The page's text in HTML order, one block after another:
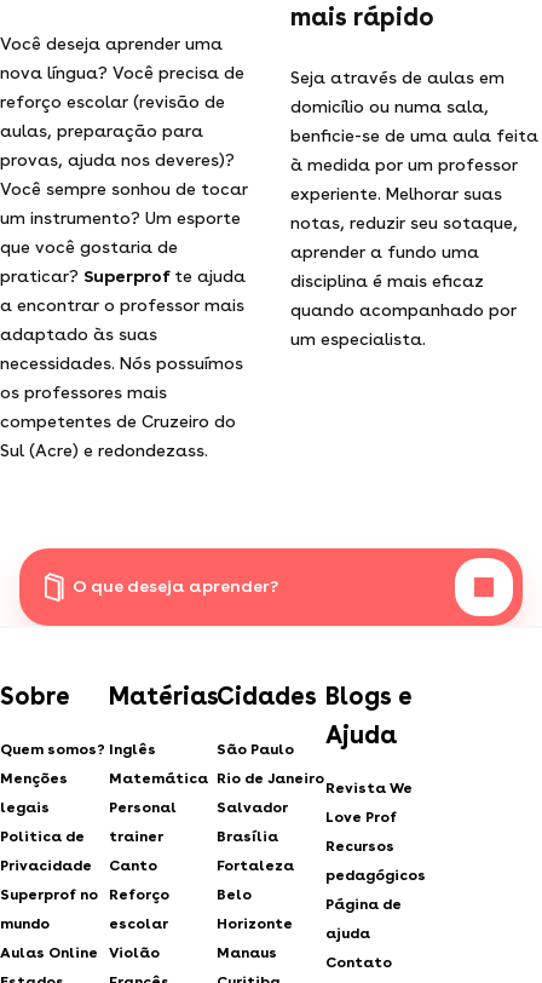
Você deseja aprender uma
nova língua? Você precisa de
reforço escolar (revisão de
aulas, preparação para
provas, ajuda nos deveres)?
Você sempre sonhou de tocar
um instrumento? Um esporte
que você gostaria de
praticar? Superprof te ajuda
a encontrar o professor mais
adaptado às suas
necessidades. Nós possuímos
os professores mais
competentes de Cruzeiro do
Sul (Acre) e redondezass.
mais rápido
Seja através de aulas em
domicílio ou numa sala,
benficie-se de uma aula feita
à medida por um professor
experiente. Melhorar suas
notas, reduzir seu sotaque,
aprender a fundo uma
disciplina é mais eficaz
quando acompanhado por
um especialista.
O que deseja aprender?
Sobre
Quem somos?
Menções
legais
Politica de
Privacidade
Superprof no
mundo
Aulas Online
Matérias
Inglês
Matemática
Personal
trainer
Canto
Reforço
escolar
Violão
Cidades
São Paulo
Rio de Janeiro
Salvador
Brasília
Fortaleza
Belo
Horizonte
Manaus
Blogs e
Ajuda
Revista We
Love Prof
Recursos
pedagógicos
Página de
ajuda
Contato